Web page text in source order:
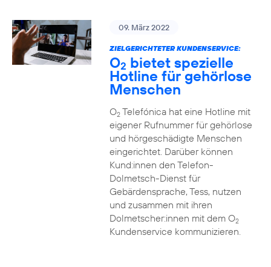
09. März 2022
ZIELGERICHTETER KUNDENSERVICE:
O2 bietet spezielle
Hotline für gehörlose
Menschen
O2Telefónica hat eine Hotline mit
eigener Rufnummer für gehörlose
und hörgeschädigte Menschen
eingerichtet. Darüber können
Kund:innen den Telefon-
Dolmetsch-Dienst für
Gebärdensprache, Tess, nutzen
und zusammen mit ihren
Dolmetscher:innen mit dem O2
Kundenservice kommunizieren.